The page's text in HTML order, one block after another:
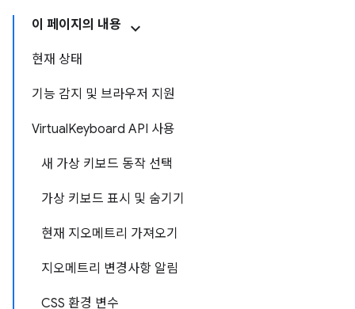
이 페이지의 내용
현재 상태
기능 감지 및 브라우저 지원
VirtualKeyboard API 사용
새 가상 키보드 동작 선택
가상 키보드 표시 및 숨기기
현재 지오메트리 가져오기
지오메트리 변경사항 알림
CSS 환경 변수